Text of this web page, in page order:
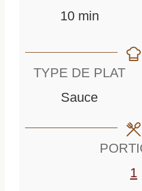
10m
n
min
TYPE DE PLAT
Sauce
1